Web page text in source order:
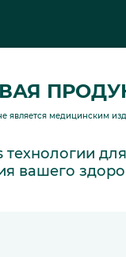
является медицинским
технологии для
вашего